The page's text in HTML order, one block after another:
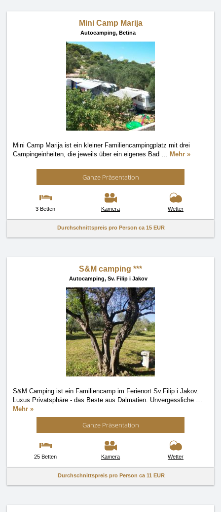
Mini Camp Marija
Autocamping, Betina
Mini Camp Marija ist ein kleiner Familiencampingplatz mit drei
Campingeinheiten, die jeweils über ein eigenes Bad … Mehr »
Ganze Präsentation
3 Betten Kamera Wetter
Durchschnittspreis pro Person ca 15 EUR
S&M camping ***
Autocamping, Sv. Filip i Jakov
S&M Camping ist ein Familiencamp im Ferienort Sv.Filip i Jakov.
Luxus Privatsphäre - das Beste aus Dalmatien. Unvergessliche …
Mehr »
Ganze Präsentation
25 Betten Kamera Wetter
Durchschnittspreis pro Person ca 11 EUR